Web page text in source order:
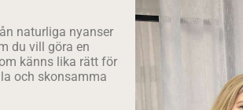
naturliga nyanser
du vill göra en
känns lika rätt för
och skonsamma